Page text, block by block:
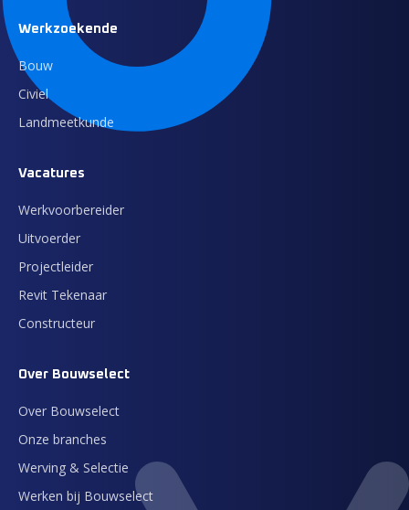
Werkzoekende
Bouw
Civiel
Landmeetkunde
Vacatures
Werkvoorbereider
Uitvoerder
Projectleider
Revit Tekenaar
Constructeur
Over Bouwselect
Over Bouwselect
Onze branches
Werving & Selectie
Werken bij Bouwselect